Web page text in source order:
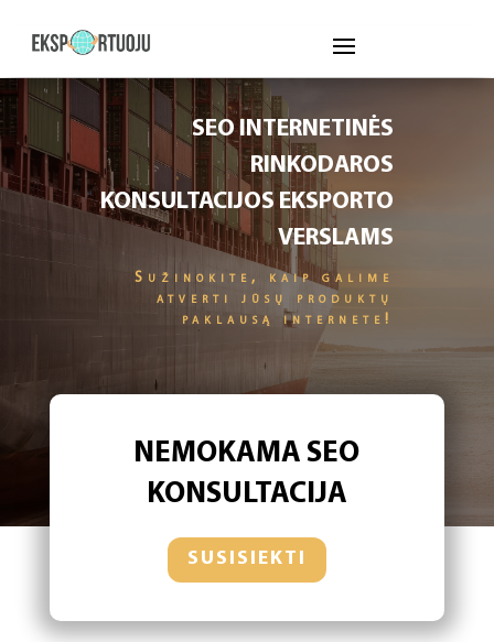
SEO INTERNETINĖS
RINKODAROS
KONSULTACIJOS EKSPORTO
VERSLAMS
Sužinokite, kaip galime
atverti jūsų produktų
paklausą internete!
NEMOKAMA SEO
KONSULTACIJA
SUSISIEKTI